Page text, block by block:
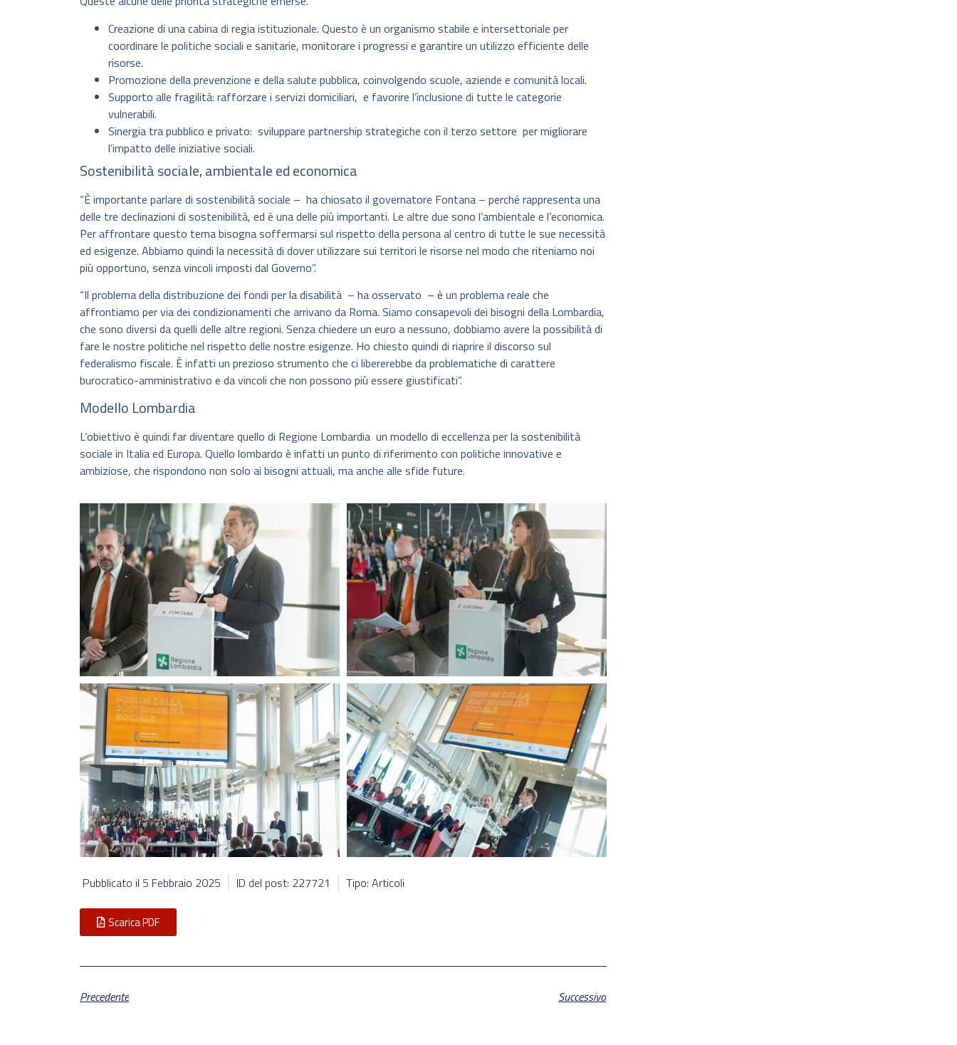
Creazione di una cabina di regia istituzionale. Questo è un organismo stabile e intersettoriale per
coordinare le politiche sociali e sanitarie, monitorare i progressi e garantire un utilizzo efficiente delle
risorse.
Promozione della prevenzione e della salute pubblica, coinvolgendo scuole, aziende e comunità locali.
Supporto alle fragilità: rafforzare i servizi domiciliari, e favorire l’inclusione di tutte le categorie
vulnerabili.
Sinergia tra pubblico e privato: sviluppare partnership strategiche con il terzo settore per migliorare
l’impatto delle iniziative sociali.
Sostenibilità sociale, ambientale ed economica
“È importante parlare di sostenibilità sociale – ha chiosato il governatore Fontana – perché rappresenta una
delle tre declinazioni di sostenibilità, ed è una delle più importanti. Le altre due sono l’ambientale e l’economica.
Per affrontare questo tema bisogna soffermarsi sul rispetto della persona al centro di tutte le sue necessità
ed esigenze. Abbiamo quindi la necessità di dover utilizzare sui territori le risorse nel modo che riteniamo noi
più opportuno, senza vincoli imposti dal Governo”.
“Il problema della distribuzione dei fondi per la disabilità – ha osservato – è un problema reale che
affrontiamo per via dei condizionamenti che arrivano da Roma. Siamo consapevoli dei bisogni della Lombardia,
che sono diversi da quelli delle altre regioni. Senza chiedere un euro a nessuno, dobbiamo avere la possibilità di
fare le nostre politiche nel rispetto delle nostre esigenze. Ho chiesto quindi di riaprire il discorso sul
federalismo fiscale. È infatti un prezioso strumento che ci libererebbe da problematiche di carattere
burocratico-amministrativo e da vincoli che non possono più essere giustificati”.
Modello Lombardia
L’obiettivo è quindi far diventare quello di Regione Lombardia un modello di eccellenza per la sostenibilità
sociale in Italia ed Europa. Quello lombardo è infatti un punto di riferimento con politiche innovative e
ambiziose, che rispondono non solo ai bisogni attuali, ma anche alle sfide future.
Pubblicato il 5 Febbraio 2025 ID del post: 227721 Tipo: Articoli
Scarica PDF
Precedente Successivo